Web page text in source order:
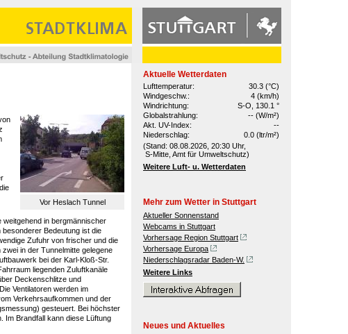
Aktuelle Wetterdaten
Lufttemperatur:
30.3 (°C)
Windgeschw.:
4 (km/h)
Windrichtung:
S-O, 130.1 °
Globalstrahlung:
-- (W/m²)
Akt. UV-Index:
--
Niederschlag:
0.0 (ltr/m²)
(Stand: 08.08.2026, 20:30 Uhr,
S-Mitte, Amt für Umweltschutz)
Weitere Luft- u. Wetterdaten
Mehr zum Wetter in Stuttgart
Aktueller Sonnenstand
Webcams in Stuttgart
Vorhersage Region Stuttgart
Vorhersage Europa
Niederschlagsradar Baden-W.
Weitere Links
Neues und Aktuelles
Vor Heslach Tunnel
in bergmännischer
Bedeutung ist die
Zufuhr von frischer und die
in der Tunnelmitte gelegene
bei der Karl-Kloß-Str.
liegenden Zuluftkanäle
Deckenschlitze und
Ventilatoren werden im
Verkehrsaufkommen und der
gesteuert. Bei höchster
Im Brandfall kann diese Lüftung